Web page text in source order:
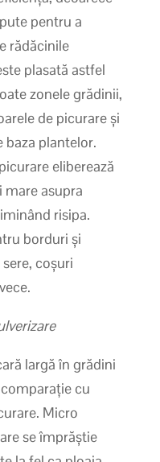
pentru a
rădăcinile
plasată astfel
zonele grădinii,
de picurare și
baza plantelor.
eliberează
asupra
risipa.
borduri și
coșuri
largă în grădini
cu
Micro
se împrăștie